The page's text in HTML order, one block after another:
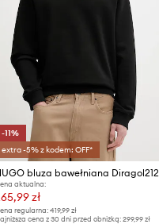
-11%
extra -5% z kodem: OFF*
bluza bawełniana Diragol212
aktualna:
zł
regularna: 419,99 zł
cena z 30 dni przed obniżką: 299,99 zł